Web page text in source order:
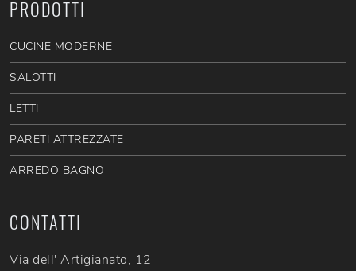
PRODOTTI
CUCINE MODERNE
SALOTTI
LETTI
PARETI ATTREZZATE
ARREDO BAGNO
CONTATTI
Via dell' Artigianato, 12